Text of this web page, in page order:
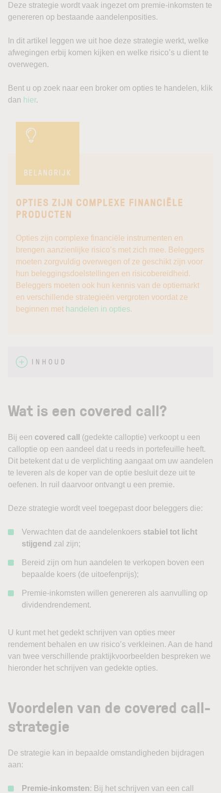
Deze strategie wordt vaak ingezet om premie-inkomsten te
genereren op bestaande aandelenposities.
In dit artikel leggen we uit hoe deze strategie werkt, welke
afwegingen erbij komen kijken en welke risico’s u dient te
overwegen.
Bent u op zoek naar een broker om opties te handelen, klik
dan hier.
BELANGRIJK
OPTIES ZIJN COMPLEXE FINANCIËLE
PRODUCTEN
Opties zijn complexe financiële instrumenten en
brengen aanzienlijke risico’s met zich mee. Beleggers
moeten zorgvuldig overwegen of ze geschikt zijn voor
hun beleggingsdoelstellingen en risicobereidheid.
Beleggers moeten ook hun kennis van de optiemarkt
en verschillende strategieën vergroten voordat ze
beginnen met handelen in opties.
INHOUD
Wat is een covered call?
Bij een covered call
(gedekte calloptie) verkoopt u een
calloptie op een aandeel dat u reeds in portefeuille heeft.
Dit betekent dat u de verplichting aangaat om uw aandelen
te leveren als de koper van de optie besluit deze uit te
oefenen. In ruil daarvoor ontvangt u een premie.
Deze strategie wordt veel toegepast door beleggers die:
Verwachten dat de aandelenkoers stabiel tot licht
stijgend zal zijn;
Bereid zijn om hun aandelen te verkopen boven een
bepaalde koers (de uitoefenprijs);
Premie-inkomsten willen genereren als aanvulling op
dividendrendement.
U kunt met het gedekt schrijven van opties meer
rendement behalen en uw risico’s verkleinen. Aan de hand
van twee verschillende praktijkvoorbeelden bespreken we
hieronder het schrijven van gedekte opties.
Voordelen van de covered call-
strategie
De strategie kan in bepaalde omstandigheden bijdragen
aan:
Premie-inkomsten: Bij het schrijven van een call